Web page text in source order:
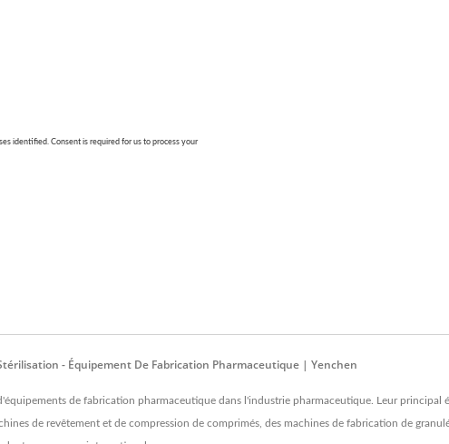
- Équipement De Fabrication Pharmaceutique | Yenchen
de fabrication pharmaceutique dans l'industrie pharmaceutique. Leur principal
de revêtement et de compression de comprimés, des machines de fabrication de